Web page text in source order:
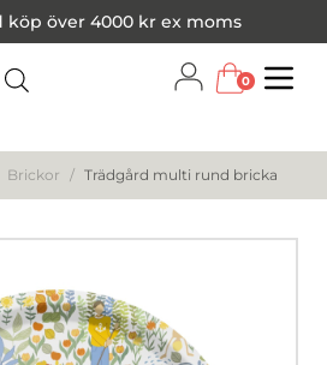
köp över 4000 kr ex moms
0
Brickor / Trädgård multi rund bricka